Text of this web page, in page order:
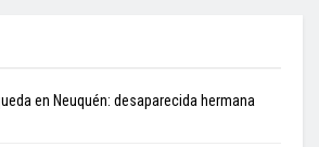
en Neuquén: desaparecida hermana